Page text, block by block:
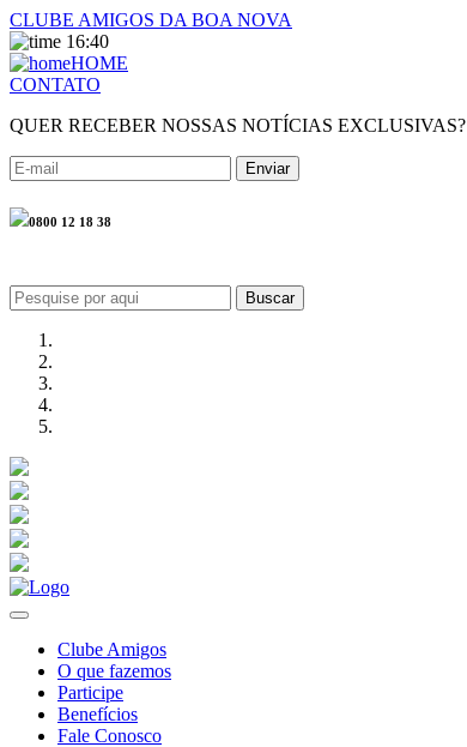
CLUBE AMIGOS DA BOA NOVA
16:40
HOME
CONTATO
QUER RECEBER NOSSAS NOTÍCIAS EXCLUSIVAS?
0800 12 18 38
Buscar
Clube Amigos
O que fazemos
Participe
Benefícios
Fale Conosco